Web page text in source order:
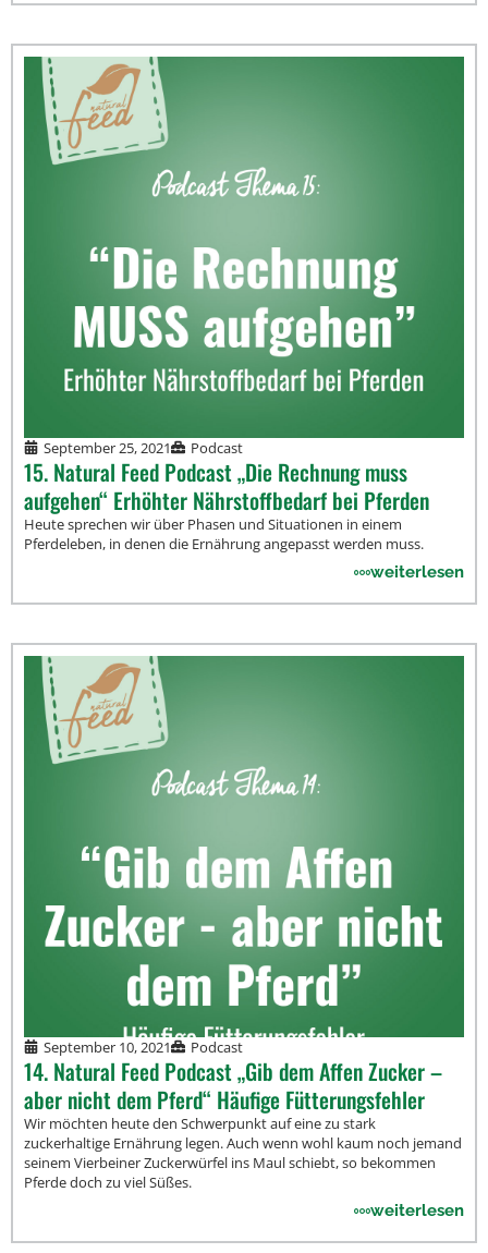
September 25, 2021 Podcast
15. Natural Feed Podcast „Die Rechnung muss
aufgehen“ Erhöhter Nährstoffbedarf bei Pferden
Heute sprechen wir über Phasen und Situationen in einem
Pferdeleben, in denen die Ernährung angepasst werden muss.
weiterlesen
September 10, 2021 Podcast
14. Natural Feed Podcast „Gib dem Affen Zucker –
aber nicht dem Pferd“ Häufige Fütterungsfehler
Wir möchten heute den Schwerpunkt auf eine zu stark
zuckerhaltige Ernährung legen. Auch wenn wohl kaum noch jemand
seinem Vierbeiner Zuckerwürfel ins Maul schiebt, so bekommen
Pferde doch zu viel Süßes.
weiterlesen